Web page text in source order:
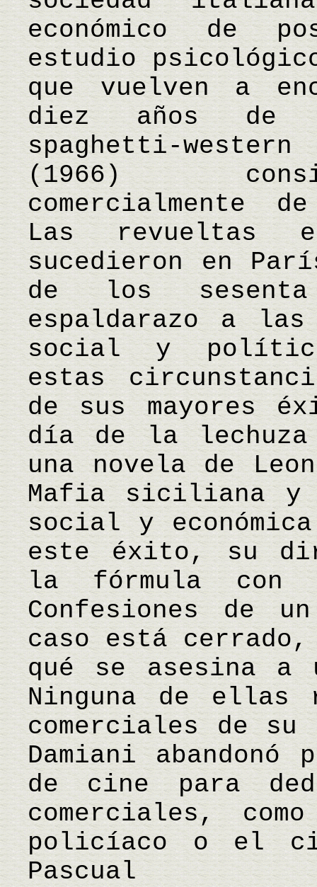
económico de
estudio
que vuelven a
diez años de
spaghetti-
(1966)
comercialmente
Las revueltas
sucedieron en
de los
espaldarazo a
social y
estas
de sus mayores
día de la lechuza
una novela de
Mafia siciliana y
social y
este éxito, su
la fórmula con
Confesiones de
caso está
qué se asesina a
Ninguna de
comerciales de
Damiani
de cine para
comerciales,
policíaco o el
Pascual